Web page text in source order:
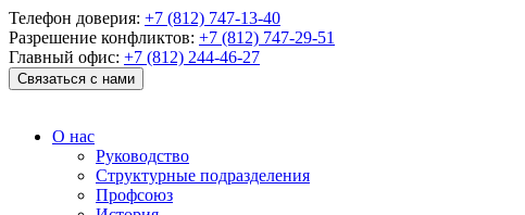
Телефон доверия: +7 (812) 747-13-40
Разрешение конфликтов: +7 (812) 747-29-51
Главный офис: +7 (812) 244-46-27
Связаться с нами
О нас
Руководство
Структурные подразделения
Профсоюз